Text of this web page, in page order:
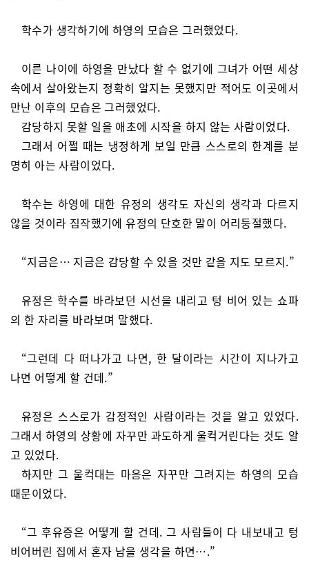
학수가 생각하기에 하영의 모습은 그러했었다.
이른 나이에 하영을 만났다 할 수 없기에 그녀가 어떤 세상
속에서 살아왔는지 정확히 알지는 못했지만 적어도 이곳에서
만난 이후의 모습은 그러했었다.
감당하지 못할 일을 애초에 시작을 하지 않는 사람이었다.
그래서 어쩔 때는 냉정하게 보일 만큼 스스로의 한계를 분
명히 아는 사람이었다.
학수는 하영에 대한 유정의 생각도 자신의 생각과 다르지
않을 것이라 짐작했기에 유정의 단호한 말이 어리둥절했다.
“지금은… 지금은 감당할 수 있을 것만 같을 지도 모르지.”
유정은 학수를 바라보던 시선을 내리고 텅 비어 있는 쇼파
의 한 자리를 바라보며 말했다.
“그런데 다 떠나가고 나면, 한 달이라는 시간이 지나가고
나면 어떻게 할 건데.”
유정은 스스로가 감정적인 사람이라는 것을 알고 있었다.
그래서 하영의 상황에 자꾸만 과도하게 울컥거린다는 것도 알
고 있었다.
하지만 그 울컥대는 마음은 자꾸만 그려지는 하영의 모습
때문이었다.
“그 후유증은 어떻게 할 건데. 그 사람들이 다 내보내고 텅
비어버린 집에서 혼자 남을 생각을 하면….”